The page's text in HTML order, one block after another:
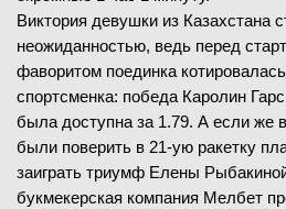
Виктория девушки из Казахстана
неожиданностью, ведь перед
фаворитом поединка
спортсменка: победа Каролин
была доступна за 1.79. А если же
были поверить в 21-ую ракетку
заиграть триумф Елены
букмекерская компания Мелбет